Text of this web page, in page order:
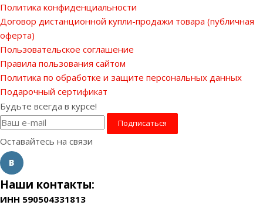
Политика конфиденциальности
Договор дистанционной купли-продажи товара (публичная
оферта)
Пользовательское соглашение
Правила пользования сайтом
Политика по обработке и защите персональных данных
Подарочный сертификат
Будьте всегда в курсе!
Оставайтесь на связи
Наши контакты:
ИНН 590504331813